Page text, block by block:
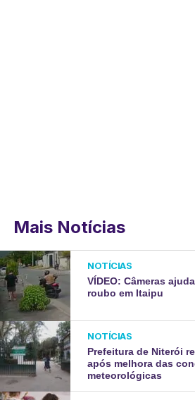
Mais Notícias
NOTÍCIAS
VÍDEO: Câmeras
roubo em Itaipu
NOTÍCIAS
Prefeitura de Niterói
após melhora das
meteorológicas